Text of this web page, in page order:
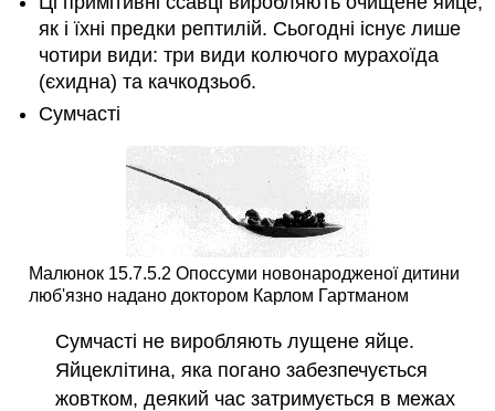
як і їхні предки рептилій. Сьогодні існує лише
чотири види: три види колючого мурахоїда
(єхидна) та качкодзьоб.
Сумчасті
Малюнок 15.7.5.2 Опоссуми новонародженої дитини
люб'язно надано доктором Карлом Гартманом
Сумчасті не виробляють лущене яйце.
Яйцеклітина, яка погано забезпечується
жовтком, деякий час затримується в межах